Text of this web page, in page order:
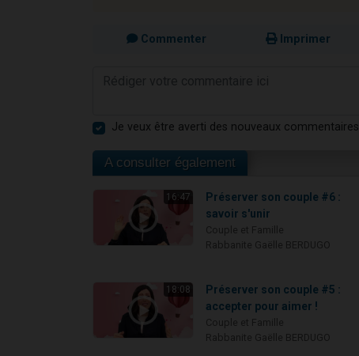
Commenter Imprimer
Je veux être averti des nouveaux commentaires
A consulter également
16:47
Préserver son couple #6 :
savoir s'unir
18:08
Préserver son couple #5 :
accepter pour aimer !